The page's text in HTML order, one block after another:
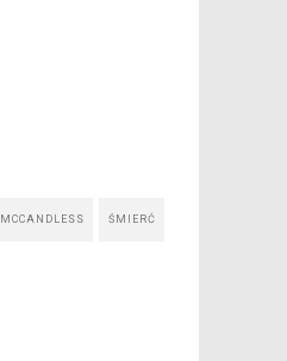
ŚMIERĆ